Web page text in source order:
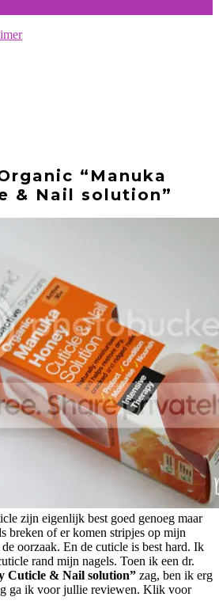
“Manuka
& Nail solution”
zijn eigenlijk best goed genoeg maar
breken of er komen stripjes op mijn
oorzaak. En de cuticle is best hard. Ik
rand mijn nagels. Toen ik een dr.
Cuticle & Nail solution” zag, ben ik erg
ga ik voor jullie reviewen. Klik voor